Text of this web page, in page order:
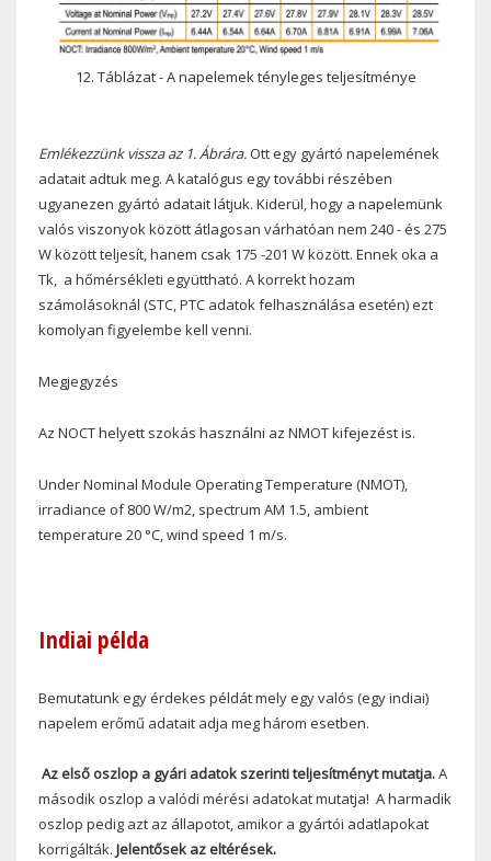
12. Táblázat - A napelemek tényleges teljesítménye
Emlékezzünk vissza az 1. Ábrára.Ott egy gyártó napelemének
adatait adtuk meg. A katalógus egy további részében
ugyanezen gyártó adatait látjuk. Kiderül, hogy a napelemünk
valós viszonyok között átlagosan várhatóan nem 240 - és 275
W között teljesít, hanem csak 175 -201 W között. Ennek oka a
Tk, a hőmérsékleti együttható. A korrekt hozam
számolásoknál (STC, PTC adatok felhasználása esetén) ezt
komolyan figyelembe kell venni.
Megjegyzés
Az NOCT helyett szokás használni az NMOT kifejezést is.
Under Nominal Module Operating Temperature (NMOT),
irradiance of 800 W/m2, spectrum AM 1.5, ambient
temperature 20 °C, wind speed 1 m/s.
Indiai példa
Bemutatunk egy érdekes példát mely egy valós (egy indiai)
napelem erőmű adatait adja meg három esetben.
Az első oszlop a gyári adatok szerinti teljesítményt mutatja.A
második oszlop a valódi mérési adatokat mutatja! A harmadik
oszlop pedig azt az állapotot, amikor a gyártói adatlapokat
korrigálták. Jelentősek az eltérések.